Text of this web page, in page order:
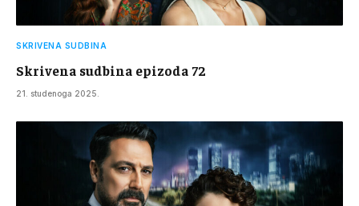
SKRIVENA SUDBINA
Skrivena sudbina epizoda 72
21. studenoga 2025.